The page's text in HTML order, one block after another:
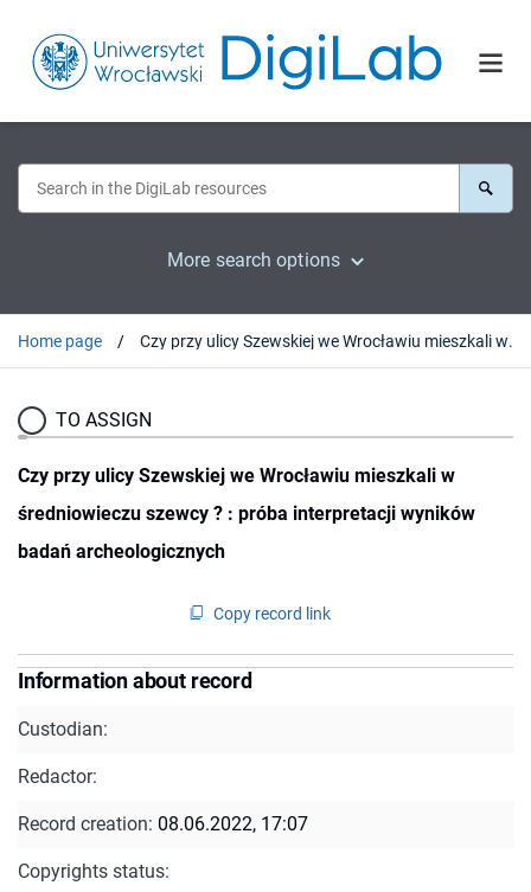
More search options
Home page Czy przy ulicy Szewskiej we Wrocławiu mieszkali w średniowieczu szewcy ? : próba interpretacji wyników badań archeologicznych
TO ASSIGN
Czy przy ulicy Szewskiej we Wrocławiu mieszkali w
średniowieczu szewcy ? : próba interpretacji wyników
badań archeologicznych
Copy record link
Information about record
Custodian:
Redactor:
Record creation: 08.06.2022, 17:07
Copyrights status: